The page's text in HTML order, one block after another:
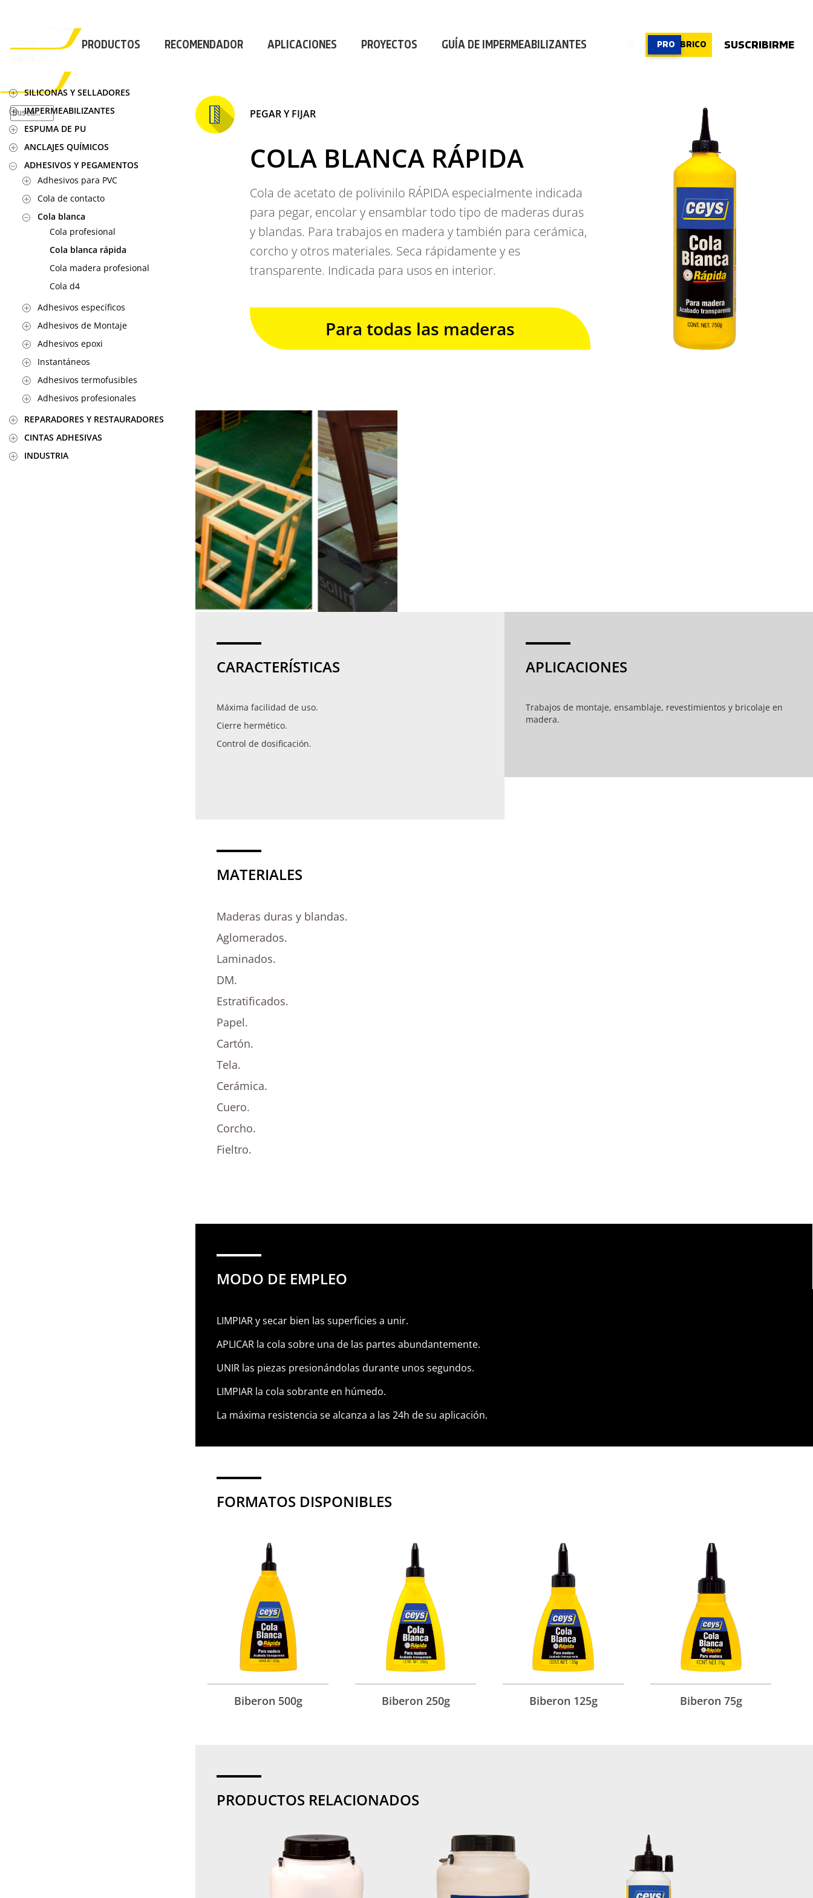
PRODUCTOS RECOMENDADOR APLICACIONES PROYECTOS GUÍA DE IMPERMEABILIZANTES PRO BRICO SUSCRIBIRME
×
PRODUCTOS
APLICACIONES
CALCULADORA
CASOS REALES
SOBRE CEYS
SUSCRIBIRME
SILICONAS Y SELLADORES
IMPERMEABILIZANTES
ESPUMA DE PU
ANCLAJES QUÍMICOS
ADHESIVOS Y PEGAMENTOS
Adhesivos para PVC
Cola de contacto
Cola blanca
Cola profesional
Cola blanca rápida
Cola madera profesional
Cola d4
Adhesivos específicos
Adhesivos de Montaje
Adhesivos epoxi
Instantáneos
Adhesivos termofusibles
Adhesivos profesionales
REPARADORES Y RESTAURADORES
CINTAS ADHESIVAS
INDUSTRIA
PEGAR Y FIJAR
COLA BLANCA RÁPIDA
Cola de acetato de polivinilo RÁPIDA especialmente indicada
para pegar, encolar y ensamblar todo tipo de maderas duras
y blandas. Para trabajos en madera y también para cerámica,
corcho y otros materiales. Seca rápidamente y es
transparente. Indicada para usos en interior.
Para todas las maderas
CARACTERÍSTICAS
Máxima facilidad de uso.
Cierre hermético.
Control de dosificación.
APLICACIONES
Trabajos de montaje, ensamblaje, revestimientos y bricolaje en
madera.
MATERIALES
Maderas duras y blandas.
Aglomerados.
Laminados.
DM.
Estratificados.
Papel.
Cartón.
Tela.
Cerámica.
Cuero.
Corcho.
Fieltro.
MODO DE EMPLEO
LIMPIAR y secar bien las superficies a unir.
APLICAR la cola sobre una de las partes abundantemente.
UNIR las piezas presionándolas durante unos segundos.
LIMPIAR la cola sobrante en húmedo.
La máxima resistencia se alcanza a las 24h de su aplicación.
FORMATOS DISPONIBLES
Biberon 500g Biberon 250g Biberon 125g Biberon 75g
PRODUCTOS RELACIONADOS